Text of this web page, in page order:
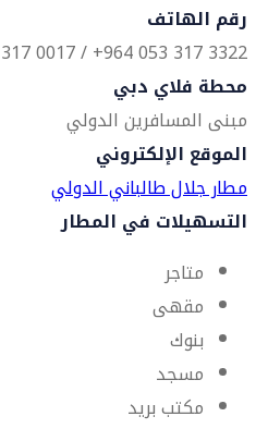
رقم الهاتف
3322 317 053 964+ / 0017 317 053 964+
محطة فلاي دبي
مبنى المسافرين الدولي
الموقع الإلكتروني
مطار جلال طالباني الدولي
التسهيلات في المطار
متاجر
مقهى
بنوك
مسجد
مكتب بريد